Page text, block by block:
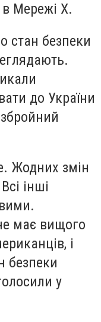
в Мережі Х.
стан безпеки
до України
Жодних змін
інші
має вищого
і
безпеки
у